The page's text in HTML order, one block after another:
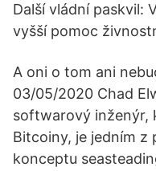
Další vládní paskvil:
vyšší pomoc
A oni o tom ani
03/05/2020 Chad
softwarový inženýr,
Bitcoiny, je jedním z
konceptu